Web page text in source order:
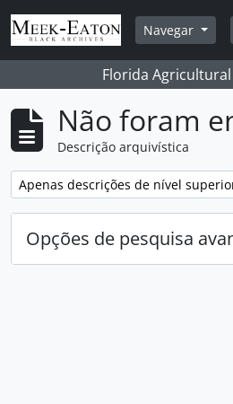
Skip to main content
Navegar
Florida
Não foram
Descrição arquivística
Remover filtro:
Apenas descrições de nível
Opções de pesquisa